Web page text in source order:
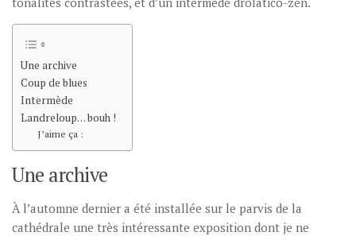
Une archive
Coup de blues
Intermède
Landreloup… bouh !
J’aime ça :
Une archive
À l’automne dernier a été installée sur le parvis de la
cathédrale une très intéressante exposition dont je ne